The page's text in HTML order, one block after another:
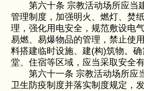
第六十条 宗教活动场所应当
管理制度，加强明火、燃灯、焚
理，强化用电安全，规范敷设电
易燃、易爆物品的管理，禁止使
料搭建临时设施、建(构)筑物。
堂、住宿等区域，应当采取安全
第六十一条 宗教活动场所应
卫生防疫制度并落实制度规定，